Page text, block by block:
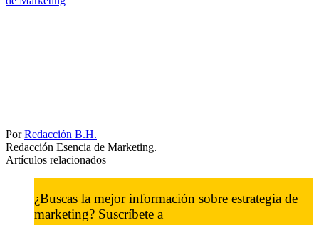
PorRedacción B.H.
Redacción Esencia de Marketing.
Artículos relacionados
¿Buscas la mejor información sobre estrategia de
marketing? Suscríbete a